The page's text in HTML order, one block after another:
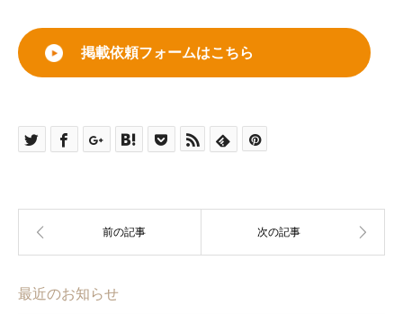
掲載依頼フォームはこちら
最近のお知らせ